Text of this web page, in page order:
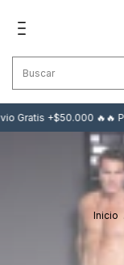
+$50.000 🔥🔥
Inicio